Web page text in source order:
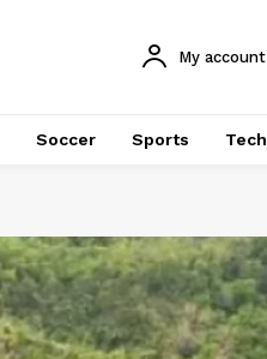
My account
Soccer Sports Tech